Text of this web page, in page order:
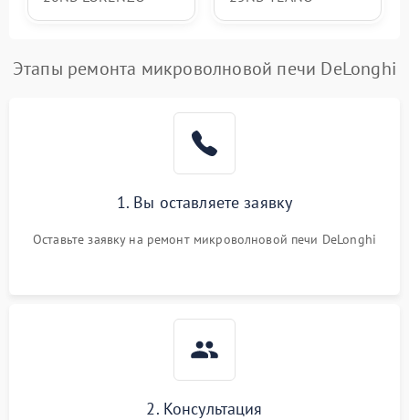
Этапы ремонта микроволновой печи DeLonghi
1. Вы оставляете заявку
Оставьте заявку на ремонт микроволновой печи DeLonghi
2. Консультация